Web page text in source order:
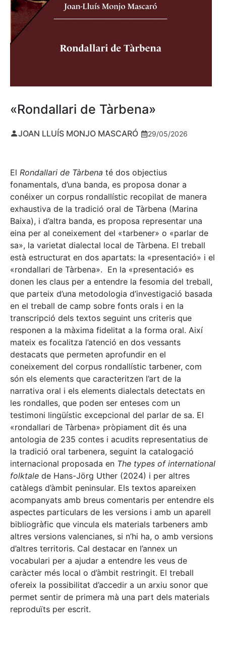
«Rondallari de Tàrbena»
JOAN LLUÍS MONJO MASCARÓ 29/05/2026
El Rondallari de Tàrbena té dos objectius
fonamentals, d’una banda, es proposa donar a
conéixer un corpus rondallístic recopilat de manera
exhaustiva de la tradició oral de Tàrbena (Marina
Baixa), i d’altra banda, es proposa representar una
eina per al coneixement del «tarbener» o «parlar de
sa», la varietat dialectal local de Tàrbena. El treball
està estructurat en dos apartats: la «presentació» i el
«rondallari de Tàrbena». En la «presentació» es
donen les claus per a entendre la fesomia del treball,
que parteix d’una metodologia d’investigació basada
en el treball de camp sobre fonts orals i en la
transcripció dels textos seguint uns criteris que
responen a la màxima fidelitat a la forma oral. Així
mateix es focalitza l’atenció en dos vessants
destacats que permeten aprofundir en el
coneixement del corpus rondallístic tarbener, com
són els elements que caracteritzen l’art de la
narrativa oral i els elements dialectals detectats en
les rondalles, que poden ser enteses com un
testimoni lingüístic excepcional del parlar de sa. El
«rondallari de Tàrbena» pròpiament dit és una
antologia de 235 contes i acudits representatius de
la tradició oral tarbenera, seguint la catalogació
internacional proposada en The types of international
folktale de Hans-Jörg Uther (2024) i per altres
catàlegs d’àmbit peninsular. Els textos apareixen
acompanyats amb breus comentaris per entendre els
aspectes particulars de les versions i amb un aparell
bibliogràfic que vincula els materials tarbeners amb
altres versions valencianes, si n’hi ha, o amb versions
d’altres territoris. Cal destacar en l’annex un
vocabulari per a ajudar a entendre les veus de
caràcter més local o d’àmbit restringit. El treball
ofereix la possibilitat d’accedir a un arxiu sonor que
permet sentir de primera mà una part dels materials
reproduïts per escrit.